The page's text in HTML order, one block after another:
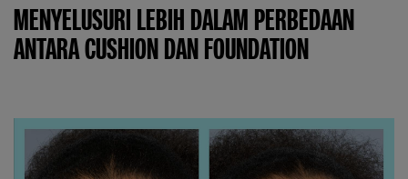
MENYELUSURI LEBIH DALAM PERBEDAAN
ANTARA CUSHION DAN FOUNDATION